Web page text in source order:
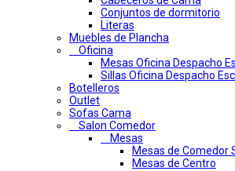
Conjuntos de dormitorio
Literas
Muebles de Plancha
Oficina
Mesas Oficina Despacho
Sillas Oficina Despacho
Botelleros
Outlet
Sofas Cama
Salon Comedor
Mesas
Mesas de Comedor
Mesas de Centro